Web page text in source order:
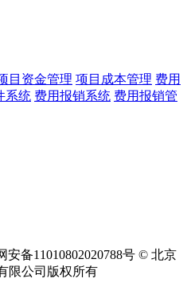
目资金管理 项目成本管理 费用
系统 费用报销系统 费用报销管
安备11010802020788号 © 北京
限公司版权所有